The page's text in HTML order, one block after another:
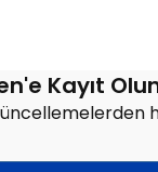
Kayıt